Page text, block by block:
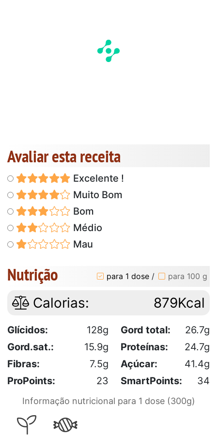
Avaliar esta receita
Excelente !
Muito Bom
Bom
Médio
Mau
Nutrição para 1 dose / para 100 g
Calorias: 879Kcal
Glícidos: 128g Gord total:
26.7g
Gord.sat.:
15.9g Proteínas:
24.7g
Fibras:
7.5g Açúcar:
41.4g
ProPoints:
23 SmartPoints: 34
Informação nutricional para 1 dose (300g)